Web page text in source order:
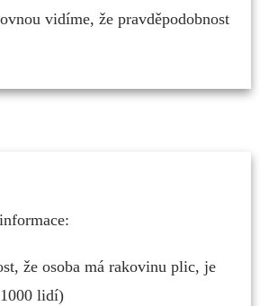
vidíme, že pravděpodobnost
že osoba má rakovinu plic, je
lidí)